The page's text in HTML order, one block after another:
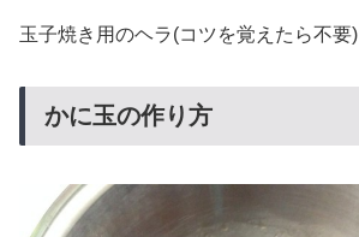
玉子焼き用のヘラ(コツを覚えたら不要)
かに玉の作り方